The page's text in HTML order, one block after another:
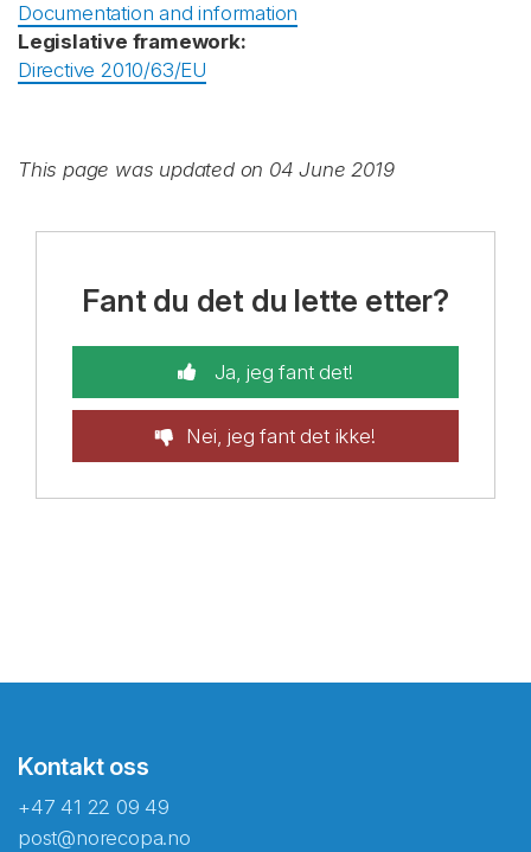
Documentation and information
Legislative framework:
Directive 2010/63/EU
This page was updated on 04 June 2019
Fant du det du lette etter?
Ja, jeg fant det!
Nei, jeg fant det ikke!
Kontakt oss
+47 41 22 09 49
post@norecopa.no